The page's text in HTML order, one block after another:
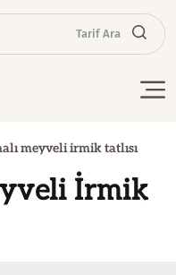
Tarif Ara
meyveli irmik tatlısı
İrmik